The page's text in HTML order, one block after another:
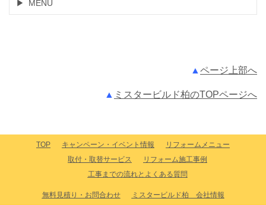
MENU
▲ ページ上部へ
▲ ミスタービルド柏のTOPページへ
TOP キャンペーン・イベント情報
リフォームメニュー
取付・取替サービス
リフォーム施工事例
工事までの流れとよくある質問
無料見積り・お問合わせ ミスタービルド柏 会社情報